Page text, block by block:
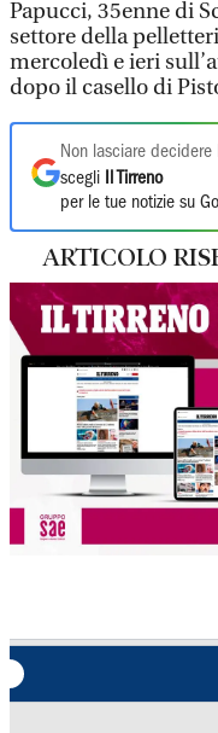
Papucci, 35enne di
settore della
mercoledì e ieri
dopo il casello di
Non lasciare decidere
scegli
Il Tirreno
per le tue notizie su
ARTICOLO